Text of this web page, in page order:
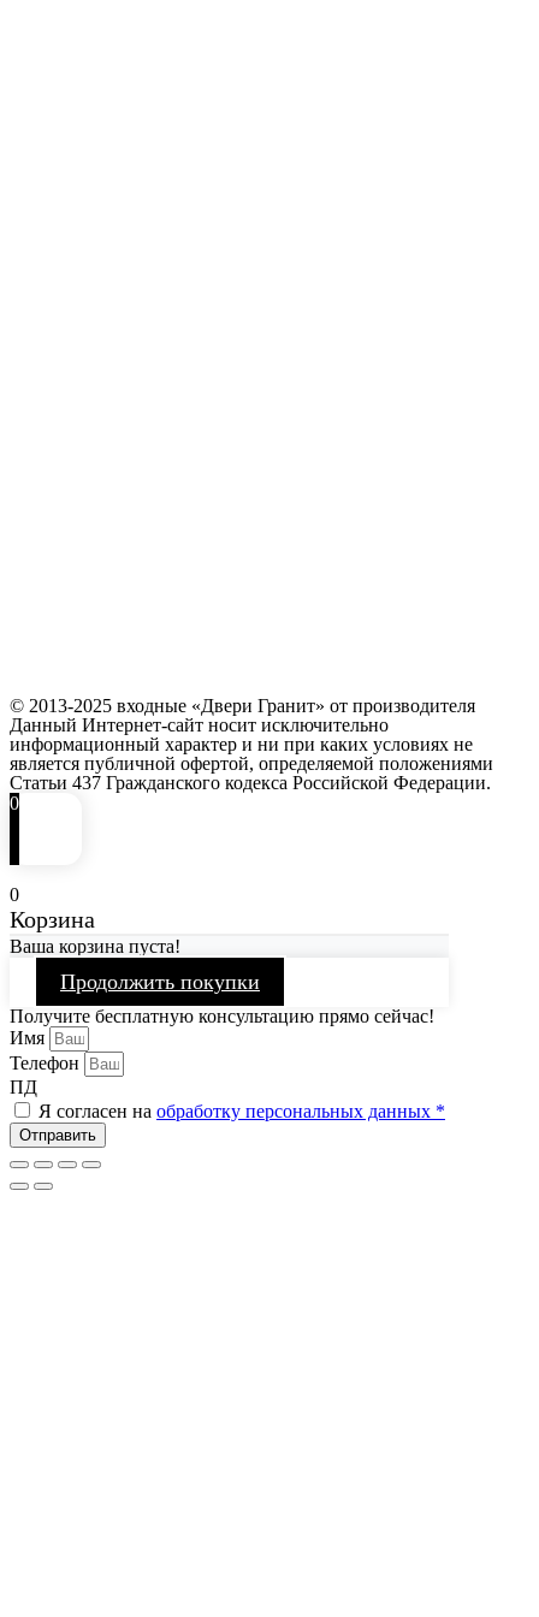
© 2013-2025 входные «Двери Гранит» от производителя
Данный Интернет-сайт носит исключительно
информационный характер и ни при каких условиях не
является публичной офертой, определяемой положениями
Статьи 437 Гражданского кодекса Российской Федерации.
0
0
Корзина
Ваша корзина пуста!
Продолжить покупки
Получите бесплатную консультацию прямо сейчас!
Имя
Телефон
ПД
Я согласен на обработку персональных данных *
Отправить